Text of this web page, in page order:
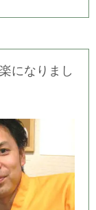
になりまし